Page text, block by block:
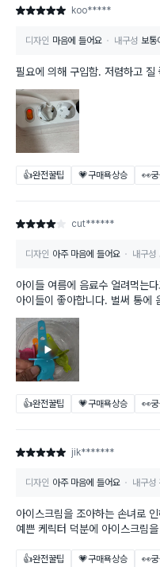
별점 5점 koo*****
디자인 마음에 들어요 내구성 보통
필요에 의해 구입함. 저렴하고 질
👍완전꿀팁 💗구매욕상승 👀궁
별점 4점 cut******
디자인 아주 마음에 들어요 내구성
아이들 여름에 음료수 얼려먹는
아이들이 좋아합니다. 벌써 통에
👍완전꿀팁 💗구매욕상승 👀궁
별점 5점 jik*******
디자인 아주 마음에 들어요 내구성
아이스크림을 조아하는 손녀로
예쁜 케릭터 덕분에 아이스크림
👍완전꿀팁 💗구매욕상승 👀궁